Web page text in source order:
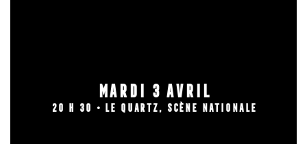
MARDI 3 AVRIL
20 H 30 • LE QUARTZ, SCÈNE NATIONALE